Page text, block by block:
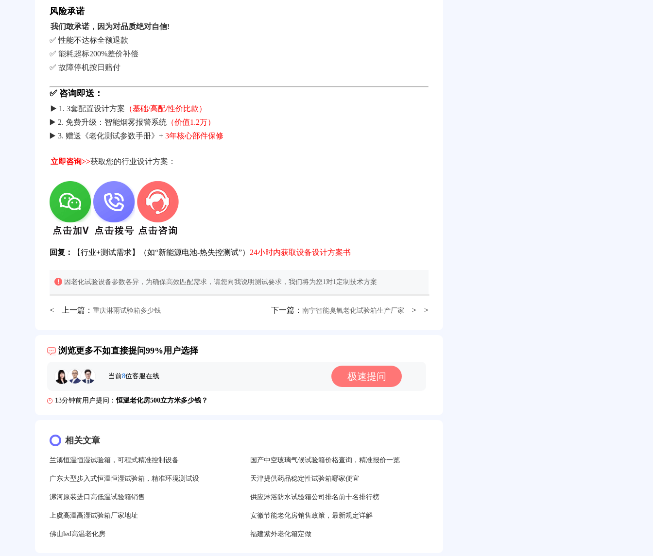
风险承诺
我们敢承诺，因为对品质绝对自信!
✅ 性能不达标全额退款
✅ 能耗超标200%差价补偿
✅ 故障停机按日赔付
✅ 咨询即送：
▶️ 1. 3套配置设计方案 （基础/高配/性价比款）
▶️ 2. 免费升级：智能烟雾报警系统 （价值1.2万）
▶️ 3. 赠送《老化测试参数手册》+ 3年核心部件保修
立即咨询>>获取您的行业设计方案：
回复： 【行业+测试需求】（如“新能源电池-热失控测试”） 24小时内获取设备设计方案书
因老化试验设备参数各异，为确保高效匹配需求，请您向我说明测试要求，我们将为您1对1定制技术方案
< 上一篇： 重庆淋雨试验箱多少钱 下一篇： 南宁智能臭氧老化试验箱生产厂家 > >
浏览更多不如直接提问99%用户选择
当前8位客服在线 极速提问
5分钟前用户提问：高温恒温试验箱待机温度多少？
10分钟前用户提问：高温老化房一般温度多少？
高低温试验箱玻璃用什么材料？
22分钟前用户提问：
25分钟前用户提问： 老化箱和干燥箱区别？
27分钟前用户提问： 移动电源老化柜与电池柜的区别？
相关文章
兰溪恒温恒湿试验箱，可程式精准控制设备 国产中空玻璃气候试验箱价格查询，精准报价一览
广东大型步入式恒温恒湿试验箱，精准环境测试设 天津提供药品稳定性试验箱哪家便宜
漯河原装进口高低温试验箱销售 供应淋浴防水试验箱公司排名前十名排行榜
上虞高温高湿试验箱厂家地址 安徽节能老化房销售政策，最新规定详解
佛山led高温老化房 福建紫外老化箱定做